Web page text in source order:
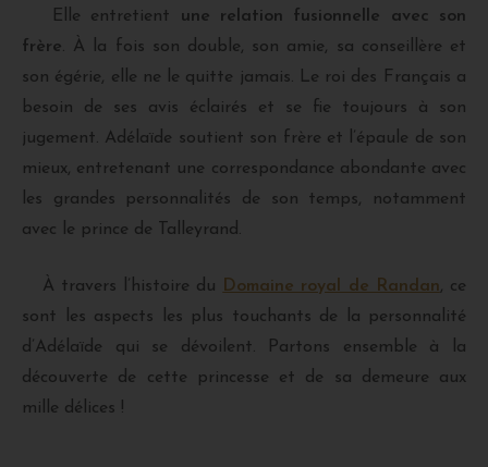
Elle entretient une relation fusionnelle avec son
frère. À la fois son double, son amie, sa conseillère et
son égérie, elle ne le quitte jamais. Le roi des Français a
besoin de ses avis éclairés et se fie toujours à son
jugement. Adélaïde soutient son frère et l’épaule de son
mieux, entretenant une correspondance abondante avec
les grandes personnalités de son temps, notamment
avec le prince de Talleyrand.
À travers l’histoire du Domaine royal de Randan, ce
sont les aspects les plus touchants de la personnalité
d’Adélaïde qui se dévoilent. Partons ensemble à la
découverte de cette princesse et de sa demeure aux
mille délices !